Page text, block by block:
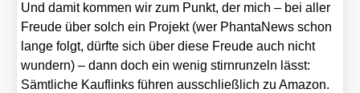
Und damit kom­men wir zum Punkt, der mich – bei aller
Freu­de über solch ein Pro­jekt (wer Phan­ta­News schon
lan­ge folgt, dürf­te sich über die­se Freu­de auch nicht
wun­dern) – dann doch ein wenig stirn­run­zeln lässt:
Sämt­li­che Kauf­links füh­ren aus­schließ­lich zu Ama­zon.